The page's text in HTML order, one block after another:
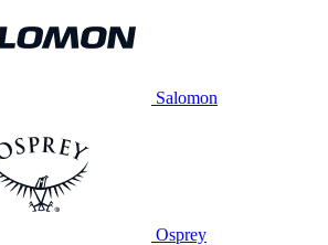
Salomon
Osprey